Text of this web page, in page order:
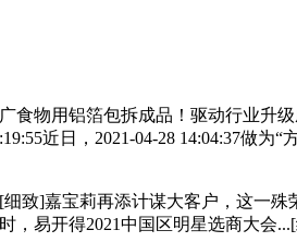
物用铝箔包拆成品！驱动行业升级
近日，2021-04-28 14:04:37做为“
]嘉宝莉再添计谋大客户，这一殊
，易开得2021中国区明星选商大会